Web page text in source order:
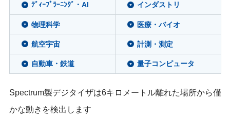
ﾃﾞｨｰﾌﾟﾗｰﾆﾝｸﾞ・AI インダストリ
物理科学 医療・バイオ
航空宇宙 計測・測定
自動車・鉄道 量子コンピュータ
Spectrum製デジタイザは6キロメートル離れた場所から僅
かな動きを検出します